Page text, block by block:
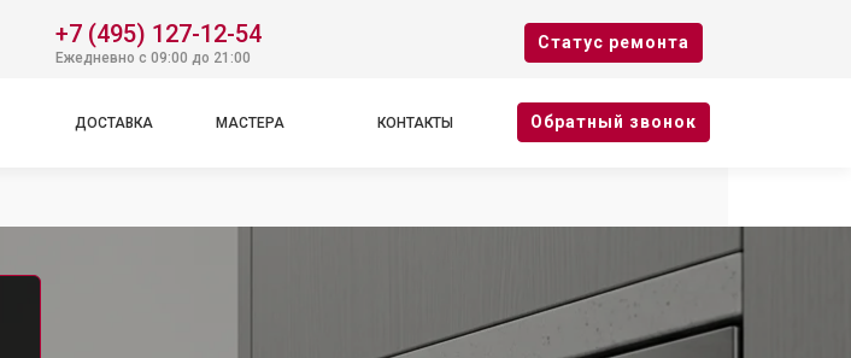
+7 (495) 127-12-54
Ежедневно с 09:00 до 21:00
Cтатус ремонта
ДОСТАВКА МАСТЕРА КОНТАКТЫ Oбратный звонок